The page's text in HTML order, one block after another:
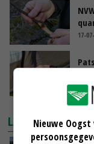
17-
25-
LAATSTE NIEUWS
Nieuwe